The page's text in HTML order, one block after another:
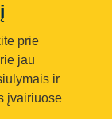
prie
jau
ir
įvairiuose